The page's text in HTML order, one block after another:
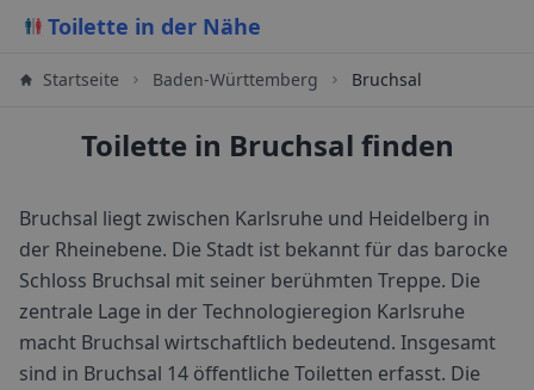
Toilette in der Nähe
Startseite Baden-Württemberg Bruchsal
Toilette in Bruchsal finden
Bruchsal liegt zwischen Karlsruhe und Heidelberg in
der Rheinebene. Die Stadt ist bekannt für das barocke
Schloss Bruchsal mit seiner berühmten Treppe. Die
zentrale Lage in der Technologieregion Karlsruhe
macht Bruchsal wirtschaftlich bedeutend. Insgesamt
sind in Bruchsal 14 öffentliche Toiletten erfasst. Die